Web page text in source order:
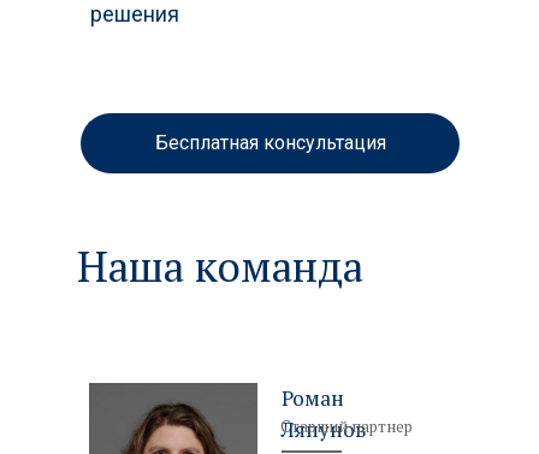
решения
Бесплатная консультация
Наша команда
Роман
Ляпунов
Старший партнер